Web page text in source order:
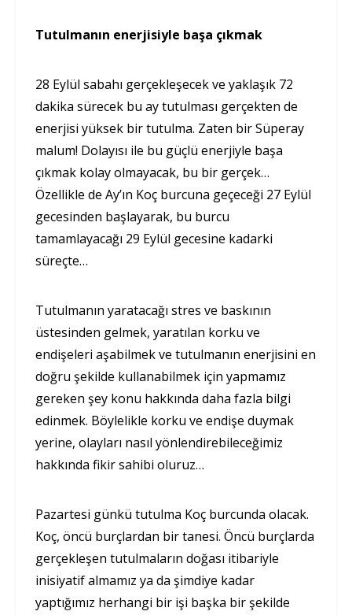
Tutulmanın enerjisiyle başa çıkmak
28 Eylül sabahı gerçekleşecek ve yaklaşık 72
dakika sürecek bu ay tutulması gerçekten de
enerjisi yüksek bir tutulma. Zaten bir Süperay
malum! Dolayısı ile bu güçlü enerjiyle başa
çıkmak kolay olmayacak, bu bir gerçek…
Özellikle de Ay’ın Koç burcuna geçeceği 27 Eylül
gecesinden başlayarak, bu burcu
tamamlayacağı 29 Eylül gecesine kadarki
süreçte…
Tutulmanın yaratacağı stres ve baskının
üstesinden gelmek, yaratılan korku ve
endişeleri aşabilmek ve tutulmanın enerjisini en
doğru şekilde kullanabilmek için yapmamız
gereken şey konu hakkında daha fazla bilgi
edinmek. Böylelikle korku ve endişe duymak
yerine, olayları nasıl yönlendirebileceğimiz
hakkında fikir sahibi oluruz…
Pazartesi günkü tutulma Koç burcunda olacak.
Koç, öncü burçlardan bir tanesi. Öncü burçlarda
gerçekleşen tutulmaların doğası itibariyle
inisiyatif almamız ya da şimdiye kadar
yaptığımız herhangi bir işi başka bir şekilde